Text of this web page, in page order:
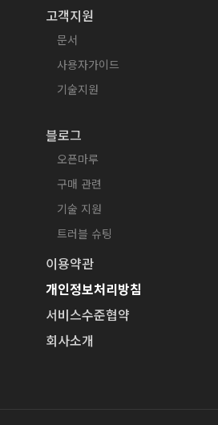
고객지원
문서
사용자가이드
기술지원
블로그
오픈마루
구매 관련
기술 지원
트러블 슈팅
이용약관
개인정보처리방침
서비스수준협약
회사소개